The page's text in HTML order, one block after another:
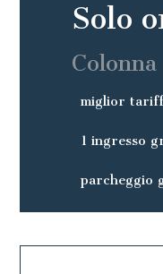
Solo
miglior
1 ingresso
parcheggio